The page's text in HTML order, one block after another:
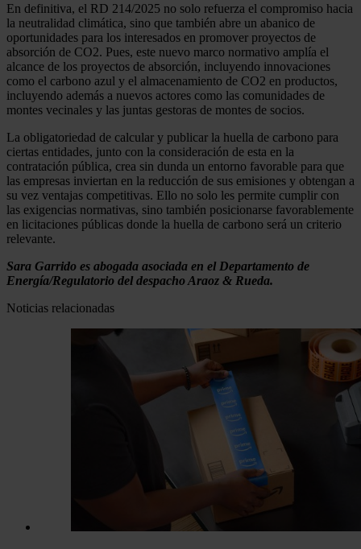
En definitiva, el RD 214/2025 no solo refuerza el compromiso hacia
la neutralidad climática, sino que también abre un abanico de
oportunidades para los interesados en promover proyectos de
absorción de CO2. Pues, este nuevo marco normativo amplía el
alcance de los proyectos de absorción, incluyendo innovaciones
como el carbono azul y el almacenamiento de CO2 en productos,
incluyendo además a nuevos actores como las comunidades de
montes vecinales y las juntas gestoras de montes de socios.
La obligatoriedad de calcular y publicar la huella de carbono para
ciertas entidades, junto con la consideración de esta en la
contratación pública, crea sin dunda un entorno favorable para que
las empresas inviertan en la reducción de sus emisiones y obtengan a
su vez ventajas competitivas. Ello no solo les permite cumplir con
las exigencias normativas, sino también posicionarse favorablemente
en licitaciones públicas donde la huella de carbono será un criterio
relevante.
Sara Garrido es abogada asociada en el Departamento de
Energía/Regulatorio del despacho Araoz & Rueda.
Noticias relacionadas